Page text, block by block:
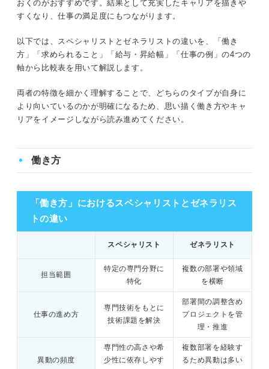
おくのがおすすめです。結果として充実したキャリアを描きや
すくなり、仕事の満足度にもつながります。
以下では、スペシャリストとゼネラリストの違いを、「働き
方」「求められること」「給与・昇給幅」「仕事の例」の4つの
軸から比較表を用いて解説します。
両者の特徴を細かく理解することで、どちらのタイプが自身に
より向いているのかが明確になるため、思い描く働き方やキャ
リアをイメージしながら読み進めてください。
働き方
スペシャリスト ゼネラリスト
担当範囲
特定の専門分野に
特化
複数の部署や領域
を横断
仕事の進め方
専門技術をもとに
技術課題を解決
部署間の調整含め
プロジェクトを管
理・推進
異動の頻度
専門性の高さや希
少性に依存しやす
複数部署を経験す
るため異動は多い
「働き方」におけるスペシャリストとゼネラリス
トの違い
スペシャリストを支えることも意識する
決めかねる人必見！ スペシャリストとゼネラリストを両
立する方法とは
る！ 適する働き方を目指そう